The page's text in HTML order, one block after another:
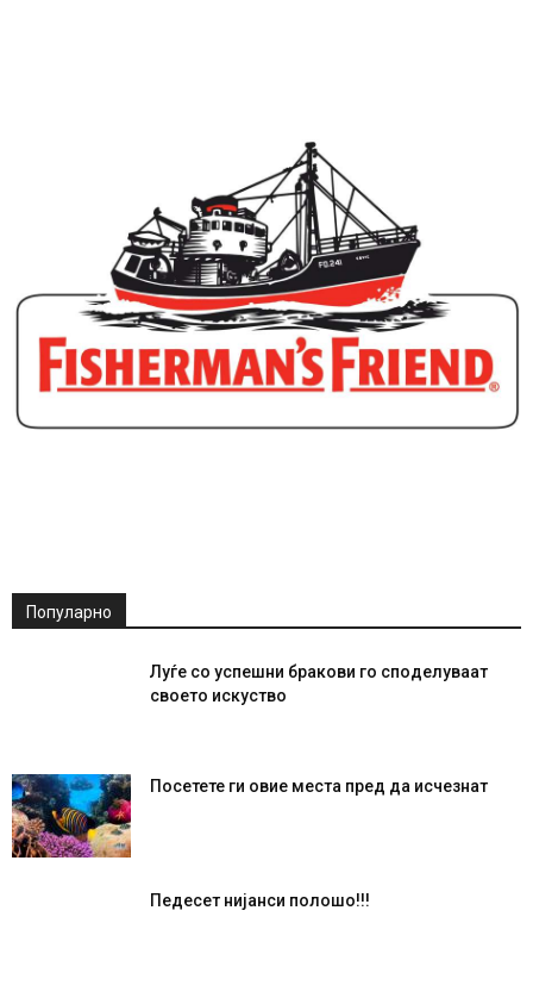
Популарно
Луѓе со успешни бракови го споделуваат
своето искуство
Посетете ги овие места пред да исчезнат
Педесет нијанси полошо!!!